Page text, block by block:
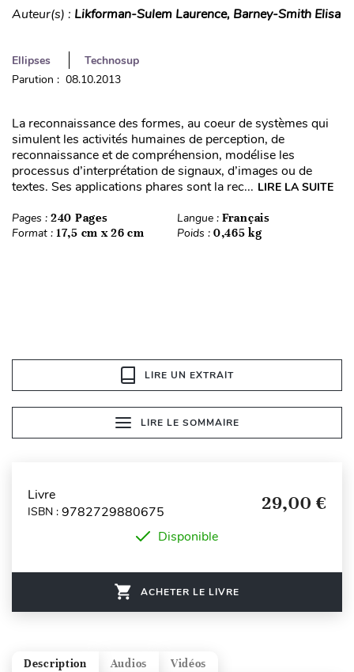
Auteur(s) : Likforman-Sulem Laurence, Barney-Smith Elisa
Ellipses
Technosup
Parution : 08.10.2013
La reconnaissance des formes, au coeur de systèmes qui
simulent les activités humaines de perception, de
reconnaissance et de compréhension, modélise les
processus d’interprétation de signaux, d’images ou de
textes. Ses applications phares sont la rec... LIRE LA SUITE
Pages : 240 Pages Langue : Français
Format : 17,5 cm x 26 cm Poids : 0,465 kg
LIRE UN EXTRAIT
LIRE LE SOMMAIRE
Livre
ISBN : 9782729880675 29,00 €
Disponible
ACHETER LE LIVRE
Vidéos
Audios
Description